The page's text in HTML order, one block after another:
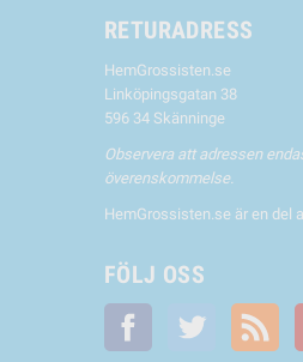
RETURADRESS
HemGrossisten.se
Linköpingsgatan 38
596 34 Skänninge
Observera att adressen
överenskommelse.
HemGrossisten.se är en del
FÖLJ OSS
Facebook Twitter